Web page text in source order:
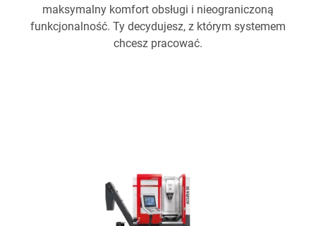
maksymalny komfort obsługi i nieograniczoną
funkcjonalność. Ty decydujesz, z którym systemem
chcesz pracować.